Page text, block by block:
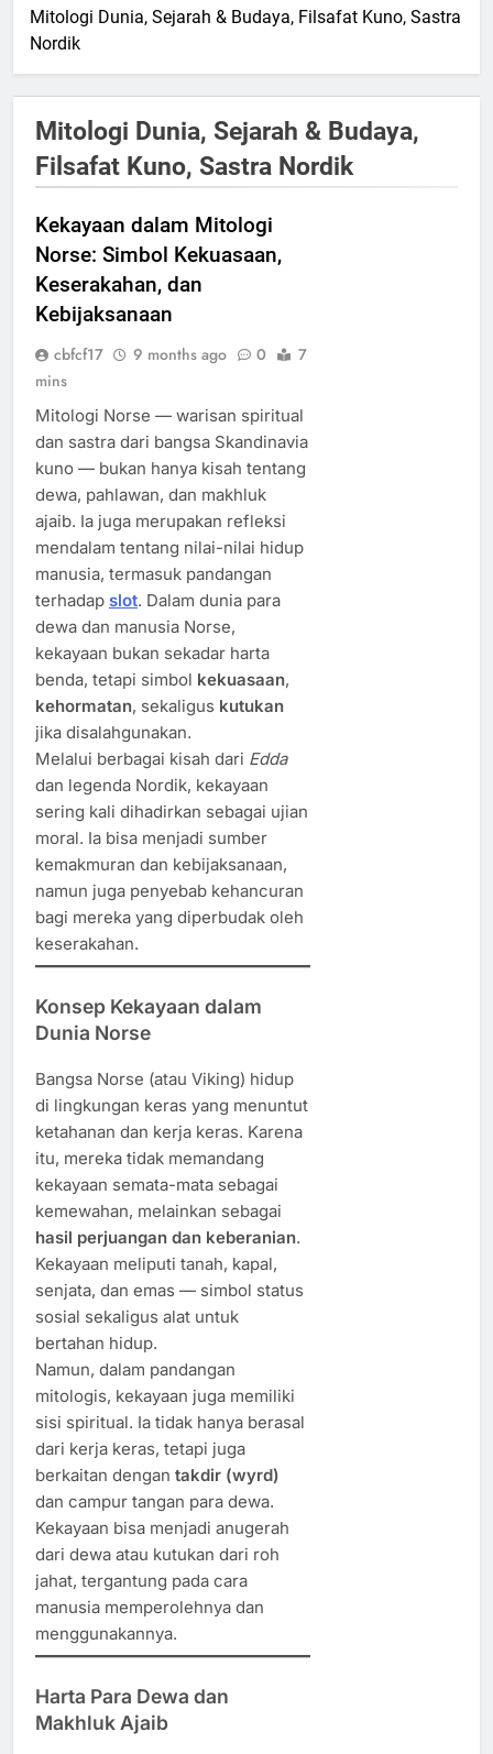
Mitologi Dunia, Sejarah & Budaya, Filsafat Kuno, Sastra
Nordik
Mitologi Dunia, Sejarah & Budaya,
Filsafat Kuno, Sastra Nordik
Kekayaan dalam Mitologi
Norse: Simbol Kekuasaan,
Keserakahan, dan
Kebijaksanaan
cbfcf17 9 months ago 0
7
mins
Mitologi Norse — warisan spiritual
dan sastra dari bangsa Skandinavia
kuno — bukan hanya kisah tentang
dewa, pahlawan, dan makhluk
ajaib. Ia juga merupakan refleksi
mendalam tentang nilai-nilai hidup
manusia, termasuk pandangan
terhadap slot. Dalam dunia para
dewa dan manusia Norse,
kekayaan bukan sekadar harta
benda, tetapi simbol kekuasaan,
kehormatan, sekaligus kutukan
jika disalahgunakan.
Melalui berbagai kisah dari Edda
dan legenda Nordik, kekayaan
sering kali dihadirkan sebagai ujian
moral. Ia bisa menjadi sumber
kemakmuran dan kebijaksanaan,
namun juga penyebab kehancuran
bagi mereka yang diperbudak oleh
keserakahan.
Konsep Kekayaan dalam
Dunia Norse
Bangsa Norse (atau Viking) hidup
di lingkungan keras yang menuntut
ketahanan dan kerja keras. Karena
itu, mereka tidak memandang
kekayaan semata-mata sebagai
kemewahan, melainkan sebagai
hasil perjuangan dan keberanian.
Kekayaan meliputi tanah, kapal,
senjata, dan emas — simbol status
sosial sekaligus alat untuk
bertahan hidup.
Namun, dalam pandangan
mitologis, kekayaan juga memiliki
sisi spiritual. Ia tidak hanya berasal
dari kerja keras, tetapi juga
berkaitan dengan takdir (wyrd)
dan campur tangan para dewa.
Kekayaan bisa menjadi anugerah
dari dewa atau kutukan dari roh
jahat, tergantung pada cara
manusia memperolehnya dan
menggunakannya.
Harta Para Dewa dan
Makhluk Ajaib